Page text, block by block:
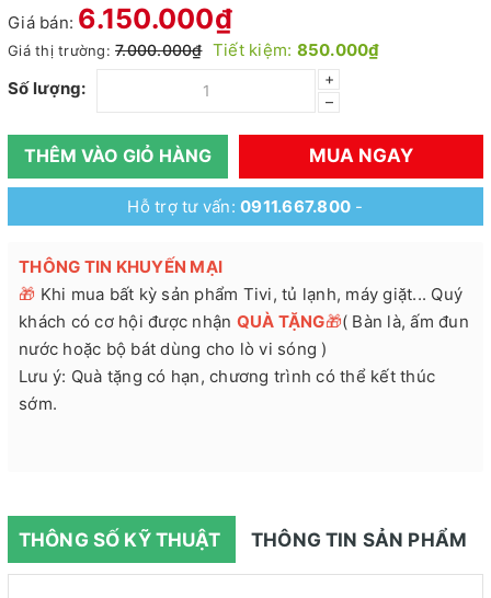
Giá bán: 6.150.000₫
Giá thị trường: 7.000.000₫ Tiết kiệm: 850.000₫
Số lượng:
+
–
THÊM VÀO GIỎ HÀNG MUA NGAY
Hỗ trợ tư vấn:0911.667.800 -
THÔNG TIN KHUYẾN MẠI
🎁 Khi mua bất kỳ sản phẩm Tivi, tủ lạnh, máy giặt... Quý
khách có cơ hội được nhận QUÀ TẶNG🎁( Bàn là, ấm đun
nước hoặc bộ bát dùng cho lò vi sóng )
Lưu ý: Quà tặng có hạn, chương trình có thể kết thúc
sớm.
THÔNG SỐ KỸ THUẬT THÔNG TIN SẢN PHẨM